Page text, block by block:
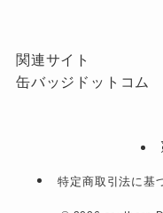
関連サイト
缶バッジドットコム
特定商取引法に基